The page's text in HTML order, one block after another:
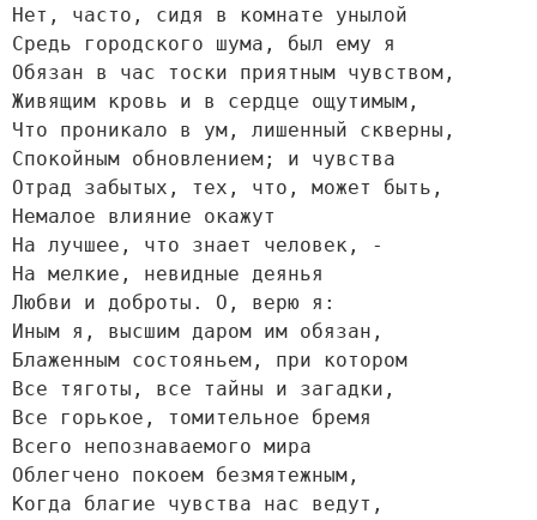
Нет, часто, сидя в комнате унылой
Средь городского шума, был ему я
Обязан в час тоски приятным чувством,
Живящим кровь и в сердце ощутимым,
Что проникало в ум, лишенный скверны,
Спокойным обновлением; и чувства
Отрад забытых, тех, что, может быть,
Немалое влияние окажут
На лучшее, что знает человек, -
На мелкие, невидные деянья
Любви и доброты. О, верю я:
Иным я, высшим даром им обязан,
Блаженным состояньем, при котором
Все тяготы, все тайны и загадки,
Все горькое, томительное бремя
Всего непознаваемого мира
Облегчено покоем безмятежным,
Когда благие чувства нас ведут,